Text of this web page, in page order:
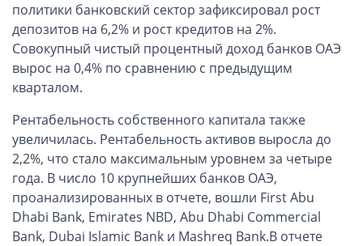
Европейские и резидентные компании
Английские партнерства LLP
Ирландские компании LTD
Компании в Сингапуре
Компании на Кипре
Канадские компании LTD
Канадские партнерства LP
Компании в США (Флорида)
политики банковский сектор зафиксировал рост
депозитов на 6,2% и рост кредитов на 2%.
Совокупный чистый процентный доход банков ОАЭ
вырос на 0,4% по сравнению с предыдущим
кварталом.
Рентабельность собственного капитала также
увеличилась. Рентабельность активов выросла до
2,2%, что стало максимальным уровнем за четыре
года. В число 10 крупнейших банков ОАЭ,
проанализированных в отчете, вошли First Abu
Dhabi Bank, Emirates NBD, Abu Dhabi Commercial
Bank, Dubai Islamic Bank и Mashreq Bank.В отчете